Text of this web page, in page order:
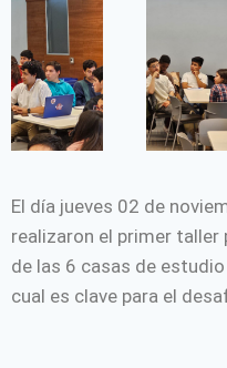
El día jueves 02 de
realizaron el primer
de las 6 casas de
cual es clave para el